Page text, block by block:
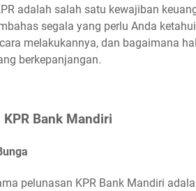
adalah salah satu kewajiban
segala yang perlu Anda
melakukannya, dan bagaimana
berkepanjangan.
Bank Mandiri
pelunasan KPR Bank Mandiri